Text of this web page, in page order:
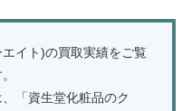
イト)の買取実績をご覧
「資生堂化粧品のク